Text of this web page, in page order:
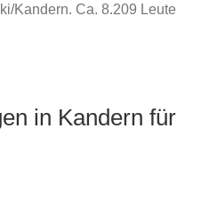
Kandern. Ca. 8.209 Leute
in Kandern für